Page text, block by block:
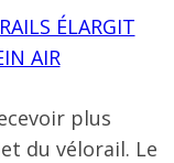
ÉLARGIT
AIR
plus
du vélorail. Le